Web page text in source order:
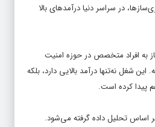
در سراسر دنیا درآمدهای بالا
به افراد متخصص در حوزه امنیت
شغل نه‌تنها درآمد بالایی دارد، بلکه
پیدا کرده است.
اساس تحلیل داده گرفته می‌شود.